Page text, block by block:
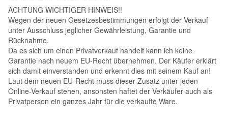
ACHTUNG WICHTIGER HINWEIS!!
Wegen der neuen Gesetzesbestimmungen erfolgt der Verkauf
unter Ausschluss jeglicher Gewährleistung, Garantie und
Rücknahme.
Da es sich um einen Privatverkauf handelt kann ich keine
Garantie nach neuem EU-Recht übernehmen. Der Käufer erklärt
sich damit einverstanden und erkennt dies mit seinem Kauf an!
Laut dem neuen EU-Recht muss dieser Zusatz unter jeden
Online-Verkauf stehen, ansonsten haftet der Verkäufer auch als
Privatperson ein ganzes Jahr für die verkaufte Ware.